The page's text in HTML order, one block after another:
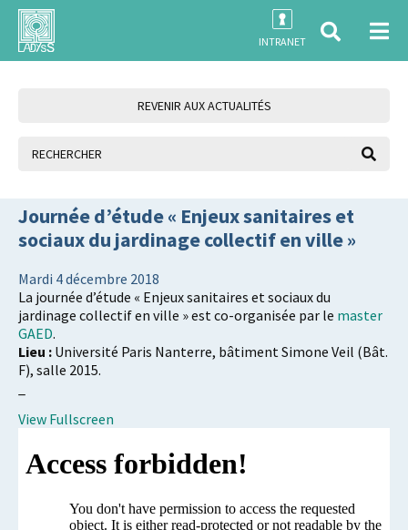
INTRANET
REVENIR AUX ACTUALITÉS
Journée d’étude « Enjeux sanitaires et
sociaux du jardinage collectif en ville »
Mardi 4 décembre 2018
La journée d’étude « Enjeux sanitaires et sociaux du
jardinage collectif en ville » est co-organisée par le master
GAED.
Lieu : Université Paris Nanterre, bâtiment Simone Veil (Bât.
F), salle 2015.
View Fullscreen